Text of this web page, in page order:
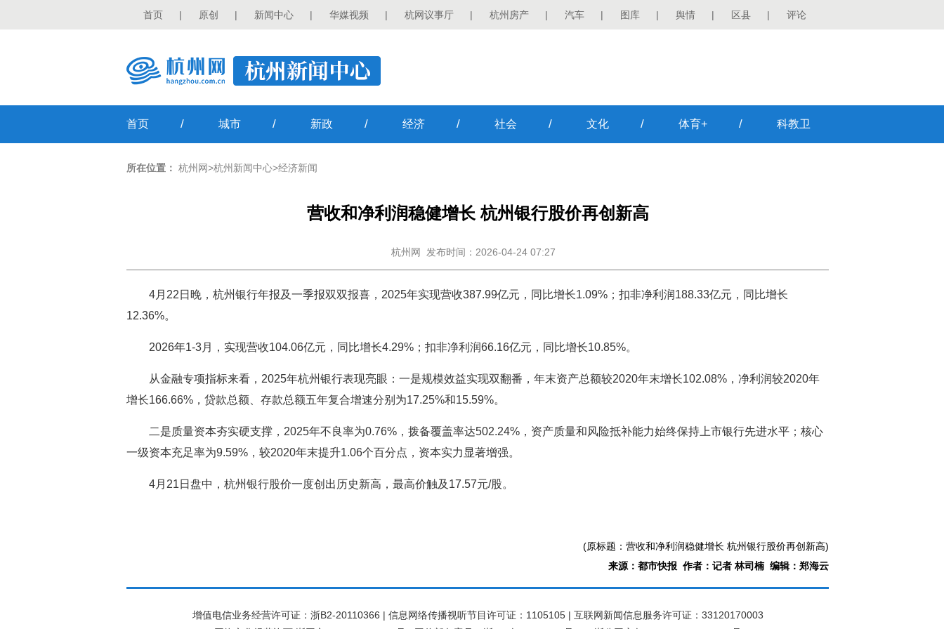
首页 | 原创 | 新闻中心 | 华媒视频 | 杭网议事厅 | 杭州房产 | 汽车 | 图库 | 舆情 | 区县 | 评论
首页 / 城市 / 新政 / 经济 / 社会 / 文化 / 体育+ / 科教卫
所在位置： 杭州网>杭州新闻中心>经济新闻
营收和净利润稳健增长 杭州银行股价再创新高
杭州网 发布时间：2026-04-24 07:27
4月22日晚，杭州银行年报及一季报双双报喜，2025年实现营收387.99亿元，同比增长1.09%；扣非净利润188.33亿元，同比增长
12.36%。
2026年1-3月，实现营收104.06亿元，同比增长4.29%；扣非净利润66.16亿元，同比增长10.85%。
从金融专项指标来看，2025年杭州银行表现亮眼：一是规模效益实现双翻番，年末资产总额较2020年末增长102.08%，净利润较2020年
增长166.66%，贷款总额、存款总额五年复合增速分别为17.25%和15.59%。
二是质量资本夯实硬支撑，2025年不良率为0.76%，拨备覆盖率达502.24%，资产质量和风险抵补能力始终保持上市银行先进水平；核心
一级资本充足率为9.59%，较2020年末提升1.06个百分点，资本实力显著增强。
4月21日盘中，杭州银行股价一度创出历史新高，最高价触及17.57元/股。
(原标题：营收和净利润稳健增长 杭州银行股价再创新高)
来源：都市快报 作者：记者 林司楠 编辑：郑海云
增值电信业务经营许可证：浙B2-20110366 | 信息网络传播视听节目许可证：1105105 | 互联网新闻信息服务许可证：33120170003